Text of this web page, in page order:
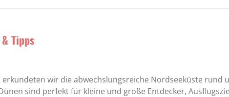
Tipps
wir die abwechslungsreiche Nordseeküste rund
sind perfekt für kleine und große Entdecker,